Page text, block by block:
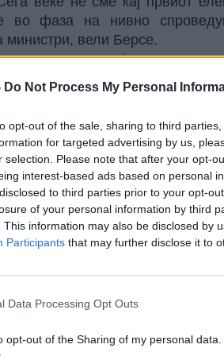
Do Not Process My Personal
opt-out of the sale, sharing to third
for targeted advertising by us,
selection. Please note that after your opt-
interest-based ads based on personal
to third parties prior to your opt-
of your personal information by third
This information may also be disclosed by
Participants that may further disclose it to
Data Processing Opt Outs
opt-out of the Sharing of my personal data.
во фаза на нивно
министри, вели Берсе.
во различни земји, всушност
прашања или
бидејќи не е можно да
соработуваме со
месеци
на одлуките со
на министри. Но кој
на одлуката“? Ова
продолжуваат да
Што значи тоа?
Конкретно, во
возможно одредена
кога ќе биде возможно да
дека Комитетот на министри
генералниот секретар на СЕ.